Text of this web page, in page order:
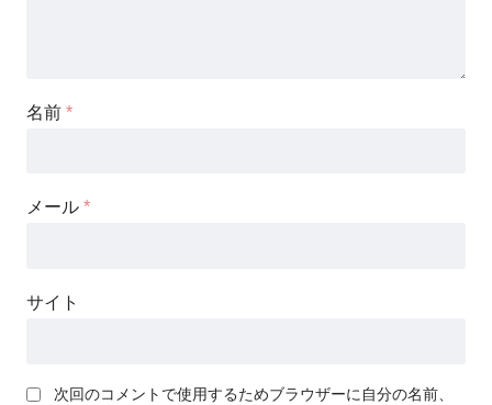
名前 *
メール *
サイト
次回のコメントで使用するためブラウザーに自分の名前、